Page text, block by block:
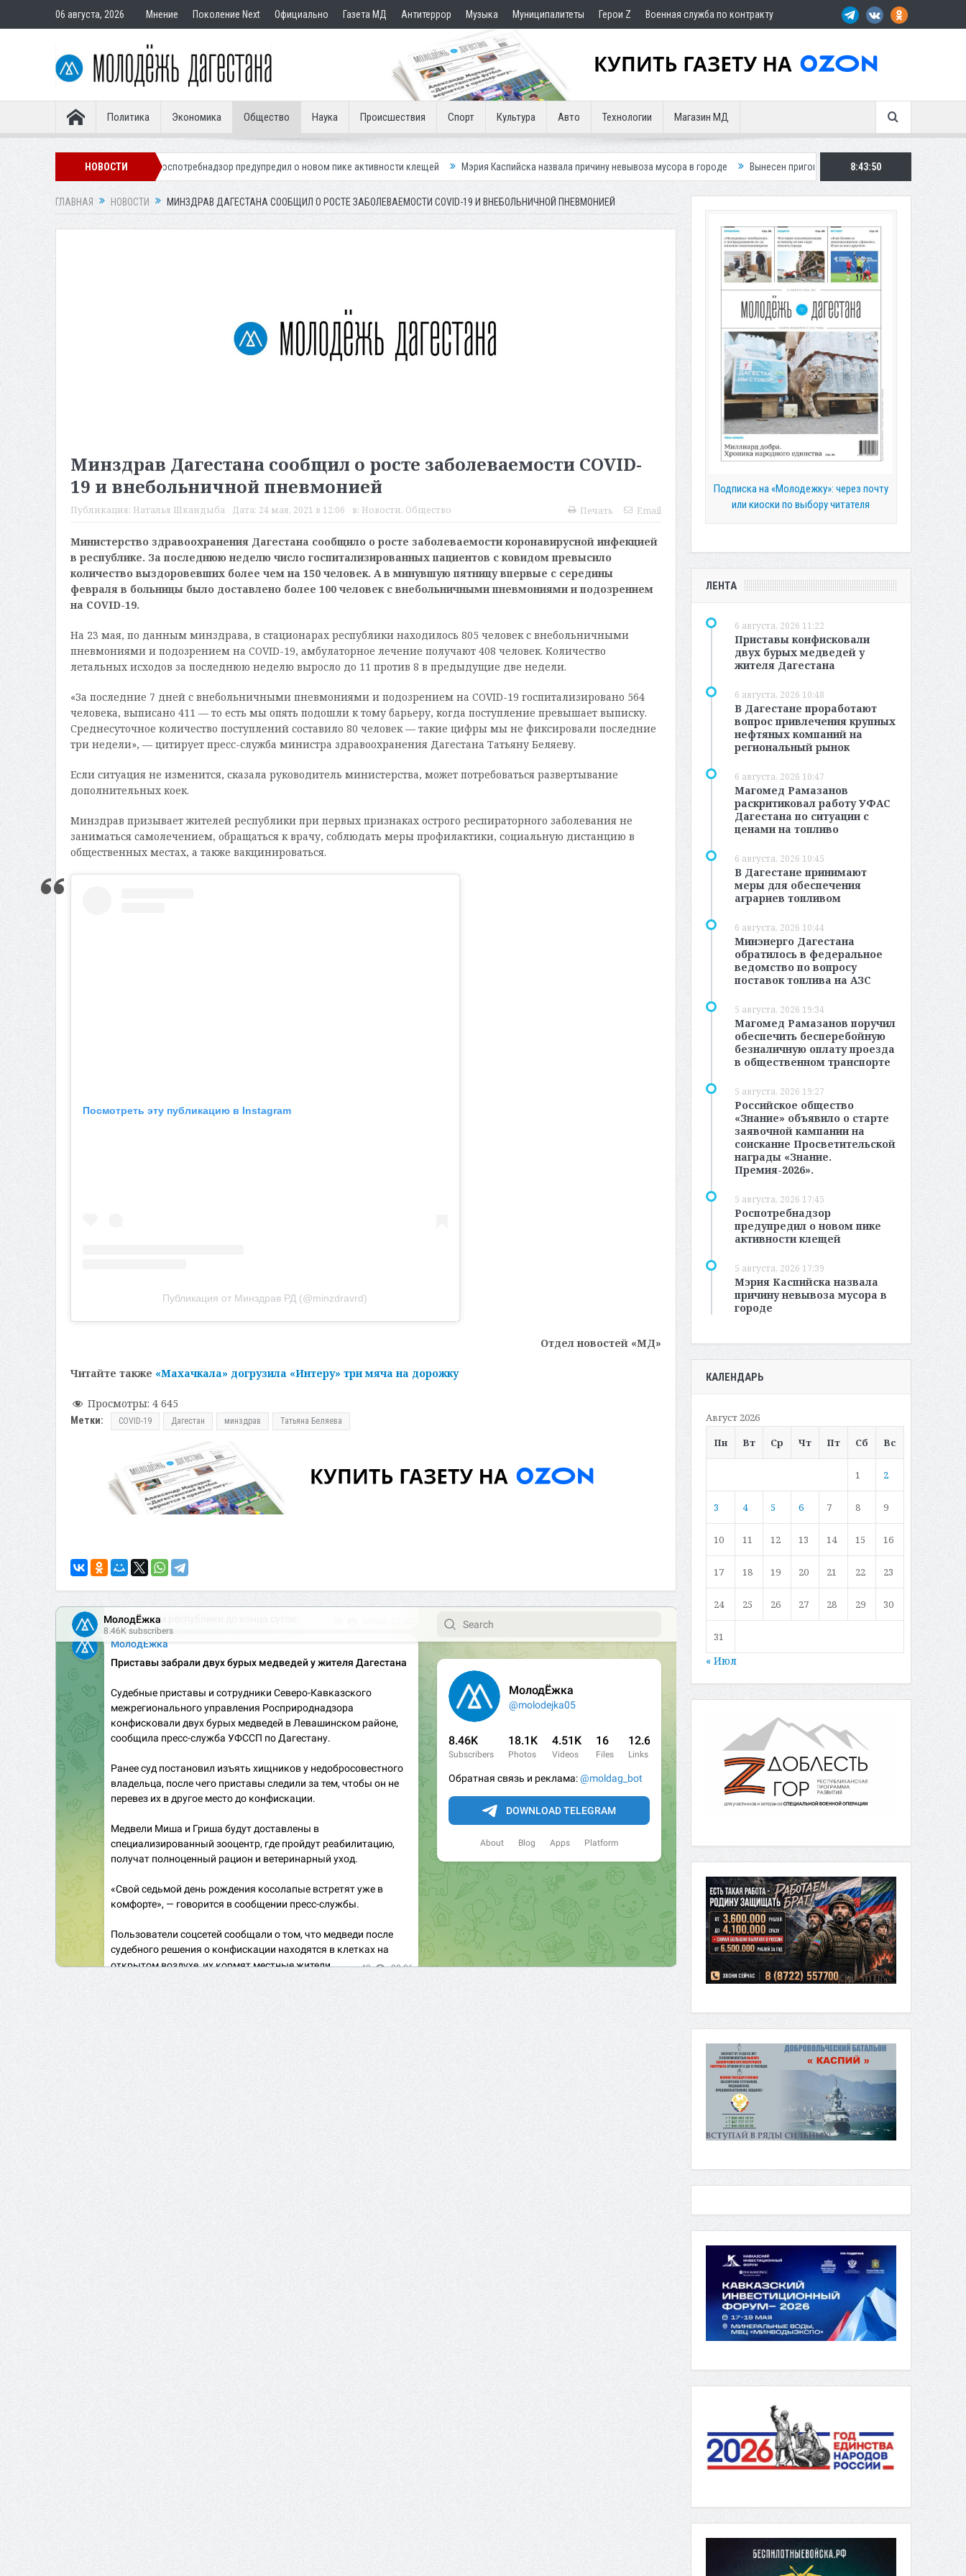
06 августа, 2026 Мнение Поколение Next Официально Газета МД Антитеррор Музыка Муниципалитеты Герои Z Военная служба по контракту
Политика Экономика Общество Наука Происшествия Спорт Культура Авто Технологии Магазин МД
НОВОСТИ
Дагестана Роспотребнадзор предупредил о новом пике активности клещей Мэрия Каспийска назвала причину невывоза мусора в городе Вынесен приговор по делу о гибели подростка в ДТП Путин
8:43:52
ГЛАВНАЯ НОВОСТИ МИНЗДРАВ ДАГЕСТАНА СООБЩИЛ О РОСТЕ ЗАБОЛЕВАЕМОСТИ COVID-19 И ВНЕБОЛЬНИЧНОЙ ПНЕВМОНИЕЙ
Минздрав Дагестана сообщил о росте заболеваемости COVID-
19 и внебольничной пневмонией
Публикация: Наталья Шкандыба Дата: 24 мая, 2021 в 12:06 в: Новости, Общество Печать Email
Министерство здравоохранения Дагестана сообщило о росте заболеваемости коронавирусной инфекцией
в республике. За последнюю неделю число госпитализированных пациентов с ковидом превысило
количество выздоровевших более чем на 150 человек. А в минувшую пятницу впервые с середины
февраля в больницы было доставлено более 100 человек с внебольничными пневмониями и подозрением
на COVID-19.
На 23 мая, по данным минздрава, в стационарах республики находилось 805 человек с внебольничными
пневмониями и подозрением на COVID-19, амбулаторное лечение получают 408 человек. Количество
летальных исходов за последнюю неделю выросло до 11 против 8 в предыдущие две недели.
«За последние 7 дней с внебольничными пневмониями и подозрением на COVID-19 госпитализировано 564
человека, выписано 411 — то есть мы опять подошли к тому барьеру, когда поступление превышает выписку.
Среднесуточное количество поступлений составило 80 человек — такие цифры мы не фиксировали последние
три недели», — цитирует пресс-служба министра здравоохранения Дагестана Татьяну Беляеву.
Если ситуация не изменится, сказала руководитель министерства, может потребоваться развертывание
дополнительных коек.
Минздрав призывает жителей республики при первых признаках острого респираторного заболевания не
заниматься самолечением, обращаться к врачу, соблюдать меры профилактики, социальную дистанцию в
общественных местах, а также вакцинироваться.
Посмотреть эту публикацию в Instagram
Публикация от Минздрав РД (@minzdravrd)
Отдел новостей «МД»
Читайте также «Махачкала» догрузила «Интеру» три мяча на дорожку
Просмотры: 4 645
Метки: COVID-19 Дагестан минздрав Татьяна Беляева
Подписка на «Молодежку»: через почту
или киоски по выбору читателя
ЛЕНТА
6 августа, 2026 11:22
Приставы конфисковали
двух бурых медведей у
жителя Дагестана
6 августа, 2026 10:48
В Дагестане проработают
вопрос привлечения крупных
нефтяных компаний на
региональный рынок
6 августа, 2026 10:47
Магомед Рамазанов
раскритиковал работу УФАС
Дагестана по ситуации с
ценами на топливо
6 августа, 2026 10:45
В Дагестане принимают
меры для обеспечения
аграриев топливом
6 августа, 2026 10:44
Минэнерго Дагестана
обратилось в федеральное
ведомство по вопросу
поставок топлива на АЗС
5 августа, 2026 19:34
Магомед Рамазанов поручил
обеспечить бесперебойную
безналичную оплату проезда
в общественном транспорте
5 августа, 2026 19:27
Российское общество
«Знание» объявило о старте
заявочной кампании на
соискание Просветительской
награды «Знание.
Премия-2026».
5 августа, 2026 17:45
Роспотребнадзор
предупредил о новом пике
активности клещей
5 августа, 2026 17:39
Мэрия Каспийска назвала
причину невывоза мусора в
городе
КАЛЕНДАРЬ
Август 2026
Пн
Вт Ср Чт Пт Сб Вс
1 2
3 4 5 6 7 8 9
10 11 12 13 14 15 16
17 18 19 20 21 22 23
24 25 26 27 28 29 30
31
« Июл